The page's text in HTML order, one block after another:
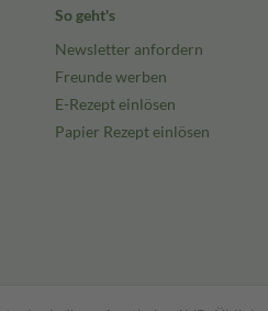
So geht's
Newsletter anfordern
Freunde werben
E-Rezept einlösen
Papier Rezept einlösen